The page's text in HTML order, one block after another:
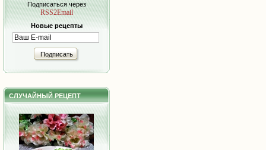
Подписаться через
RSS2Email
Новые рецепты
Подписать
СЛУЧАЙНЫЙ РЕЦЕПТ